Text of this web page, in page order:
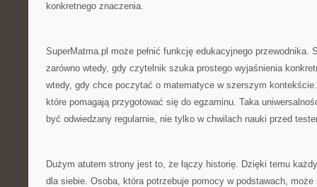
konkretnego znaczenia.
SuperMatma.pl może pełnić funkcję edukacyjnego przewodnika.
zarówno wtedy, gdy czytelnik szuka prostego wyjaśnienia
wtedy, gdy chce poczytać o matematyce w szerszym
które pomagają przygotować się do egzaminu. Taka
być odwiedzany regularnie, nie tylko w chwilach nauki przed
Dużym atutem strony jest to, że łączy historię. Dzięki temu
dla siebie. Osoba, która potrzebuje pomocy w podstawach, może